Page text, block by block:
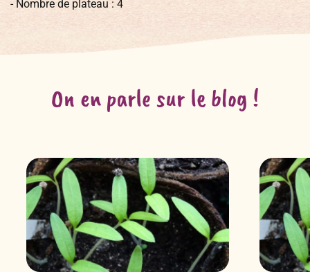
- Nombre de plateau : 4
On en parle sur le blog !